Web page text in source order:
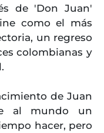
de 'Don Juan'
como el más
un regreso
colombianas y
de Juan
al mundo un
hacer, pero